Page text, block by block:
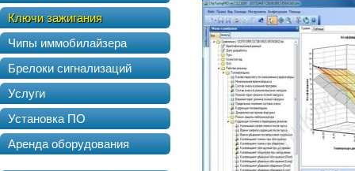
Ключи зажигания
Чипы иммобилайзера
Брелоки сигнализаций
Услуги
Установка ПО
Аренда оборудования